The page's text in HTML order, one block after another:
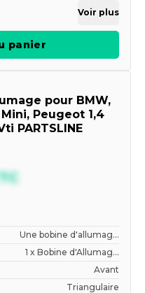
Voir plus
panier
pour BMW,
Peugeot 1,4
PARTSLINE
Une bobine d'allumag...
1 x Bobine d'Allumag...
Avant
Triangulaire